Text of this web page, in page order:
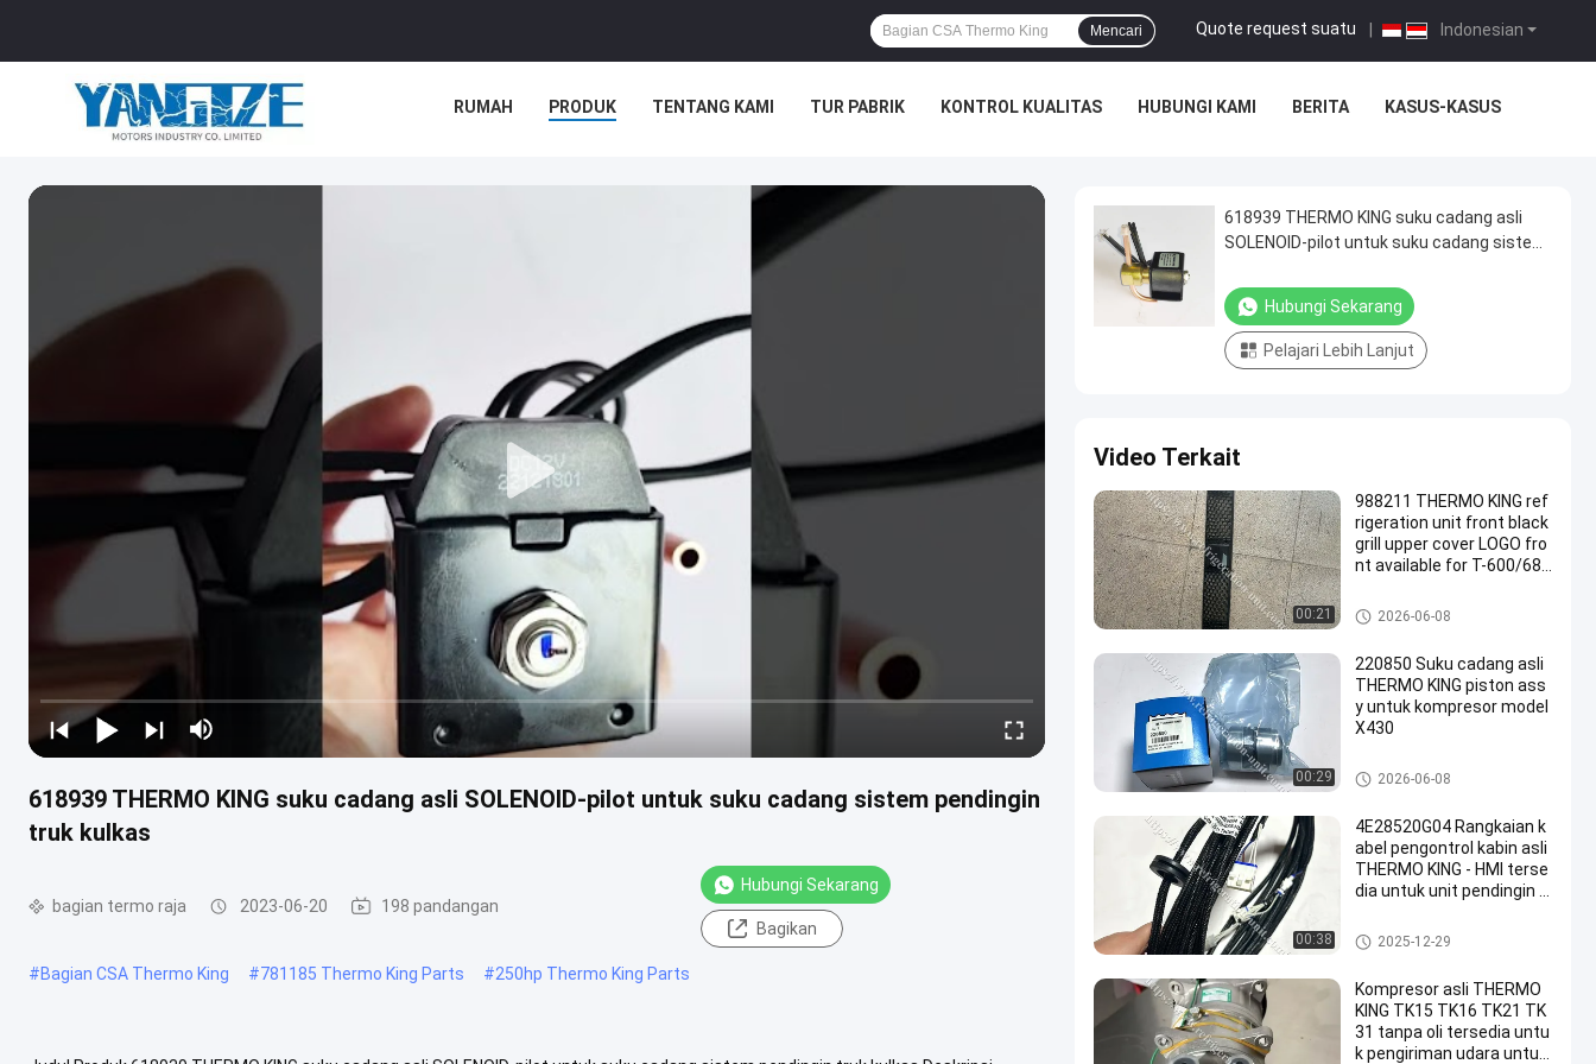
Indonesian
Quote request suatu
Mencari
RUMAH PRODUK TENTANG KAMI TUR PABRIK KONTROL KUALITAS HUBUNGI KAMI BERITA KASUS-KASUS
618939 THERMO KING suku cadang asli SOLENOID-pilot untuk suku cadang sistem pendingin
truk kulkas
bagian termo raja 2023-06-20 198 pandangan
Hubungi Sekarang
Bagikan
#Bagian CSA Thermo King #781185 Thermo King Parts #250hp Thermo King Parts
618939 THERMO KING suku cadang asli
SOLENOID-pilot untuk suku cadang sistem
Hubungi Sekarang
Pelajari Lebih Lanjut
Video Terkait
00:21
988211 THERMO KING ref
rigeration unit front black
grill upper cover LOGO fro
nt available for T-600/68
M&R
bagian termo raja
2026-06-08
00:29
220850 Suku cadang asli
THERMO KING piston ass
y untuk kompresor model
X430
bagian termo raja
2026-06-08
00:38
4E28520G04 Rangkaian k
abel pengontrol kabin asli
THERMO KING - HMI terse
dia untuk unit pendingin T
080/1280E&Pro
bagian termo raja
2025-12-29
Kompresor asli THERMO
KING TK15 TK16 TK21 TK
31 tanpa oli tersedia untu
k pengiriman udara untuk